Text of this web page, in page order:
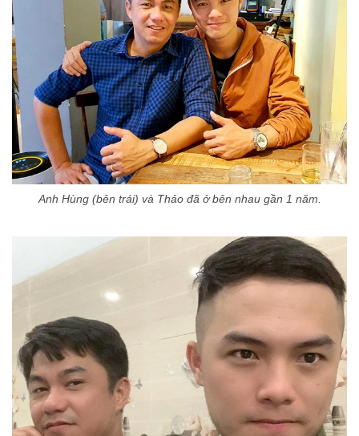
Anh Hùng (bên trái) và Thảo đã ở bên nhau gần 1 năm.